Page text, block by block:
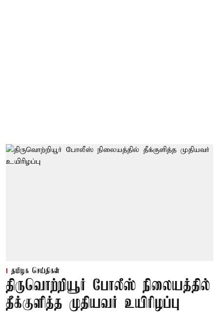
தமிழக செய்திகள்
திருவொற்றியூர் போலீஸ் நிலையத்தில்
தீக்குளித்த முதியவர் உயிரிழப்பு